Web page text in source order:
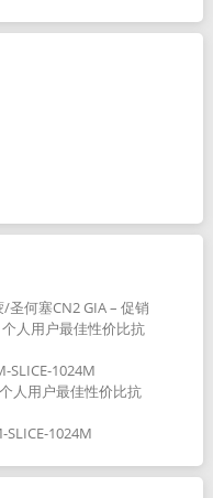
何塞CN2 GIA – 促销
人用户最佳性价比抗
SLICE-1024M
人用户最佳性价比抗
1024M